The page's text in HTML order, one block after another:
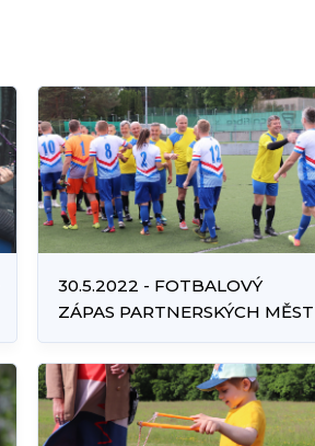
30.5.2022 - FOTBALOVÝ
ZÁPAS PARTNERSKÝCH MĚST